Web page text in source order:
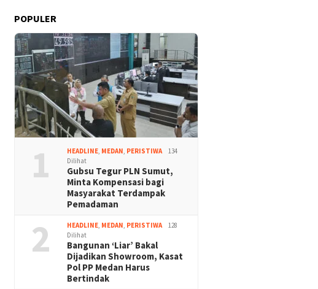
POPULER
1 HEADLINE, MEDAN, PERISTIWA
134
Dilihat
Gubsu Tegur PLN Sumut,
Minta Kompensasi bagi
Masyarakat Terdampak
Pemadaman
2 HEADLINE, MEDAN, PERISTIWA
128
Dilihat
Bangunan ‘Liar’ Bakal
Dijadikan Showroom, Kasat
Pol PP Medan Harus
Bertindak